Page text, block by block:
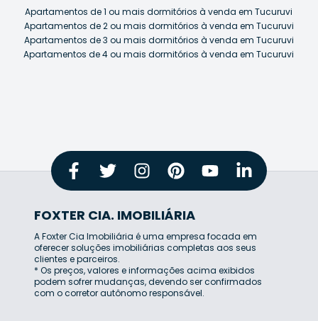
Apartamentos de 1 ou mais dormitórios à venda em Tucuruvi
Apartamentos de 2 ou mais dormitórios à venda em Tucuruvi
Apartamentos de 3 ou mais dormitórios à venda em Tucuruvi
Apartamentos de 4 ou mais dormitórios à venda em Tucuruvi
FOXTER CIA. IMOBILIÁRIA
A Foxter Cia Imobiliária é uma empresa focada em
oferecer soluções imobiliárias completas aos seus
clientes e parceiros.
* Os preços, valores e informações acima exibidos
podem sofrer mudanças, devendo ser confirmados
com o corretor autônomo responsável.